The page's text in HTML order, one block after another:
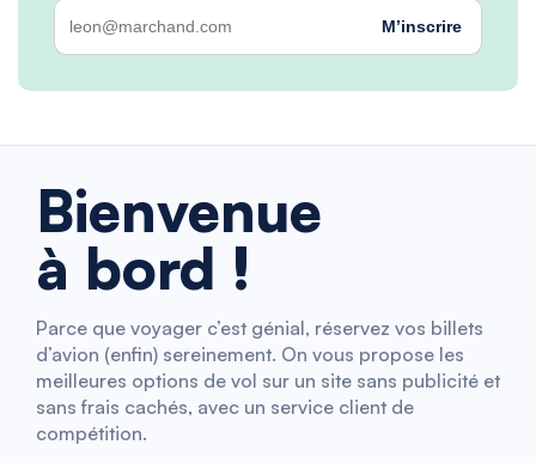
M’inscrire
Bienvenue
à bord !
Parce que voyager c’est génial, réservez vos billets
d’avion (enfin) sereinement. On vous propose les
meilleures options de vol sur un site sans publicité et
sans frais cachés, avec un service client de
compétition.